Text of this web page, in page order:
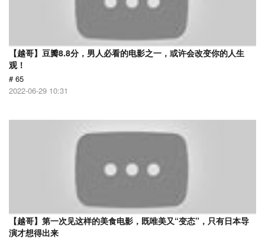
【越哥】豆瓣8.8分，男人必看的电影之一，或许会改变你的人生
观！
# 65
2022-06-29 10:31
【越哥】第一次见这样的美食电影，既唯美又“变态”，只有日本导
演才想得出来